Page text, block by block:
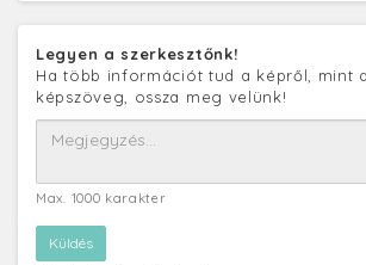
Legyen a szerkesztőnk!
Ha több információt tud a képről, mint
képszöveg, ossza meg velünk!
Max. 1000 karakter